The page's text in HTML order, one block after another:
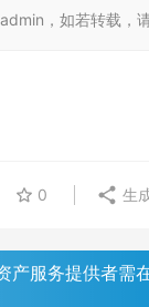
admin，如若转载
0 生
产服务提供者需